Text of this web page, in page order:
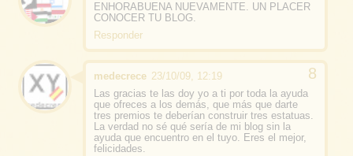
ENHORABUENA NUEVAMENTE. UN PLACER
CONOCER TU BLOG.
Responder
medecrece 23/10/09, 12:19
Las gracias te las doy yo a ti por toda la ayuda
que ofreces a los demás, que más que darte
tres premios te deberían construir tres estatuas.
La verdad no sé qué sería de mi blog sin la
ayuda que encuentro en el tuyo. Eres el mejor,
felicidades.